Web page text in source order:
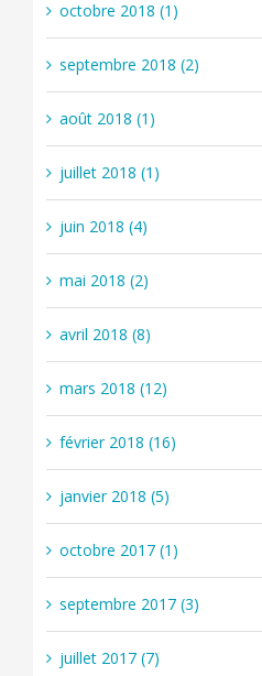
octobre 2018 (1)
septembre 2018 (2)
août 2018 (1)
juillet 2018 (1)
juin 2018 (4)
mai 2018 (2)
avril 2018 (8)
mars 2018 (12)
février 2018 (16)
janvier 2018 (5)
octobre 2017 (1)
septembre 2017 (3)
juillet 2017 (7)